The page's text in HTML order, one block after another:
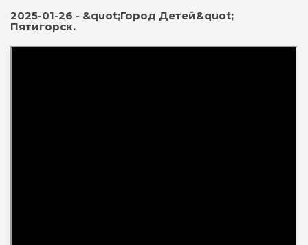
2025-01-26 - &quot;Город Детей&quot;
Пятигорск.